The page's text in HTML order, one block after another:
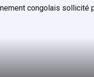
s
p
g